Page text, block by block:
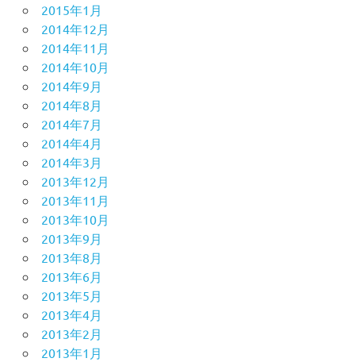
2015年1月
2014年12月
2014年11月
2014年10月
2014年9月
2014年8月
2014年7月
2014年4月
2014年3月
2013年12月
2013年11月
2013年10月
2013年9月
2013年8月
2013年6月
2013年5月
2013年4月
2013年2月
2013年1月